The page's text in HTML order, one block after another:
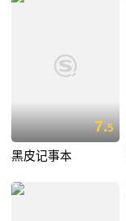
7.5
黑皮记事本